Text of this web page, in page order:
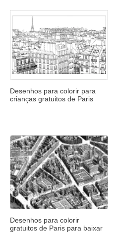
Desenhos para colorir para
crianças gratuitos de Paris
Desenhos para colorir
gratuitos de Paris para baixar